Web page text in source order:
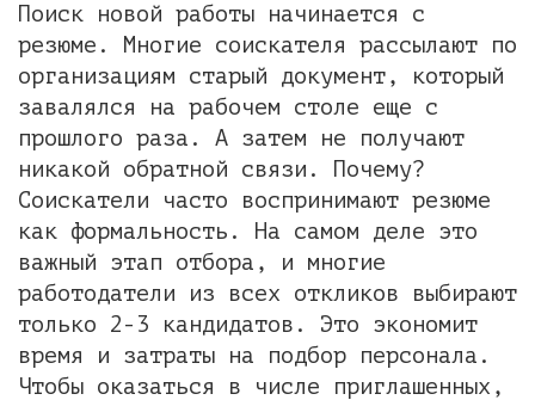
Поиск новой работы начинается с
резюме. Многие соискателя рассылают по
организациям старый документ, который
завалялся на рабочем столе еще с
прошлого раза. А затем не получают
никакой обратной связи. Почему?
Соискатели часто воспринимают резюме
как формальность. На самом деле это
важный этап отбора, и многие
работодатели из всех откликов выбирают
только 2-3 кандидатов. Это экономит
время и затраты на подбор персонала.
Чтобы оказаться в числе приглашенных,